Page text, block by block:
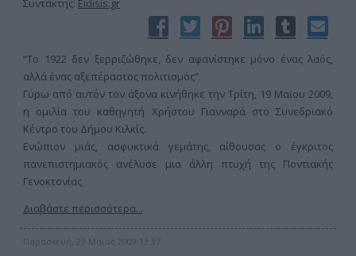
Συντάκτης: Eidisis.gr
“Το 1922 δεν ξερριζώθηκε, δεν αφανίστηκε μόνο ένας λαός,
αλλά ένας αξεπέραστος πολιτισμός”.
Γύρω από αυτόν τον άξονα κινήθηκε την Τρίτη, 19 Μαϊου 2009,
η ομιλία του καθηγητή Χρήστου Γιανναρά στο Συνεδριακό
Κέντρο του Δήμου Κιλκίς.
Ενώπιον μιάς, ασφυκτικά γεμάτης, αίθουσας ο έγκριτος
πανεπιστημιακός ανέλυσε μια άλλη πτυχή της Ποντιακής
Γενοκτονίας
Διαβάστε περισσότερα...
Παρασκευή, 29 Μαϊος 2009 13:37